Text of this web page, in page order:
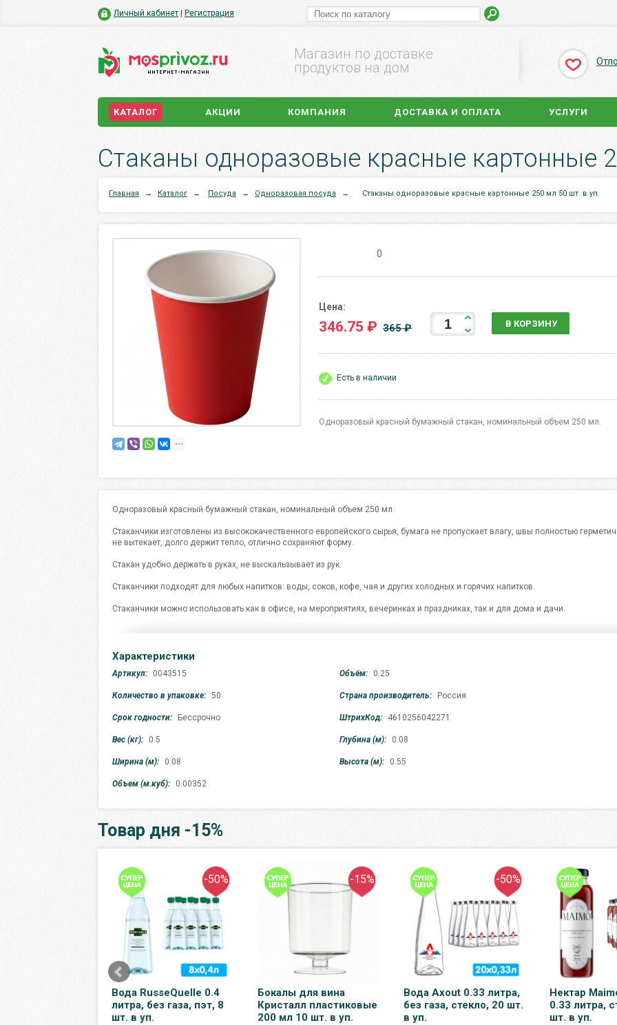
Личный кабинет Регистрация
Магазин по доставке
продуктов на дом
КАТАЛОГ АКЦИИ КОМПАНИЯ ДОСТАВКА И ОПЛАТА УСЛУГИ
Стаканы одноразовые красные картонные
Главная → Каталог → Посуда → Одноразовая посуда → Стаканы одноразовые красные картонные 250 мл 50 шт. в уп.
0
Цена:
346.75 ₽ 365 ₽ В КОРЗИНУ
Есть в наличии
Одноразовый красный бумажный стакан, номинальный объем 250 мл.
Одноразовый красный бумажный стакан, номинальный объем 250 мл.
Стаканчики изготовлены из высококачественного европейского сырья, бумага не пропускает влагу, швы полностью
не вытекает, долго держит тепло, отлично сохраняют форму.
Стакан удобно держать в руках, не выскальзывает из рук.
Стаканчики подходят для любых напитков: воды, соков, кофе, чая и других холодных и горячих напитков.
Стаканчики можно использовать как в офисе, на мероприятиях, вечеринках и праздниках, так и для дома и дачи.
Характеристики
Артикул: 0043515 Объём: 0.25
Количество в упаковке: 50 Страна производитель: Россия
Срок годности: Бессрочно ШтрихКод: 4610256042271
Вес (кг): 0.5 Глубина (м): 0.08
Ширина (м): 0.08 Высота (м): 0.55
Объем (м.куб): 0.00352
Товар дня -15%
-50%
Вода RusseQuelle 0.4
литра, без газа, пэт, 8
шт. в уп.
-15%
Бокалы для вина
Кристалл пластиковые
200 мл 10 шт. в уп.
-50%
Вода Axout 0.33 литра,
без газа, стекло, 20 шт.
в уп.
Нектар
0.33 литра,
шт. в уп.